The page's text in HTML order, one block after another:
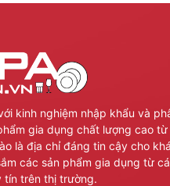
kinh nghiệm nhập khẩu và
gia dụng chất lượng cao từ
là địa chỉ đáng tin cậy cho
các sản phẩm gia dụng từ
tín trên thị trường.